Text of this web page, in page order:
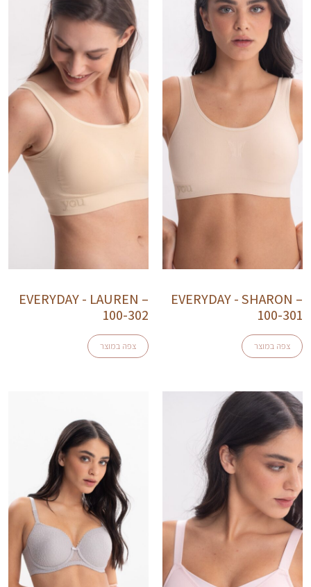
EVERYDAY - SHARON –
100-301
צפה במוצר
EVERYDAY - LAUREN –
100-302
צפה במוצר